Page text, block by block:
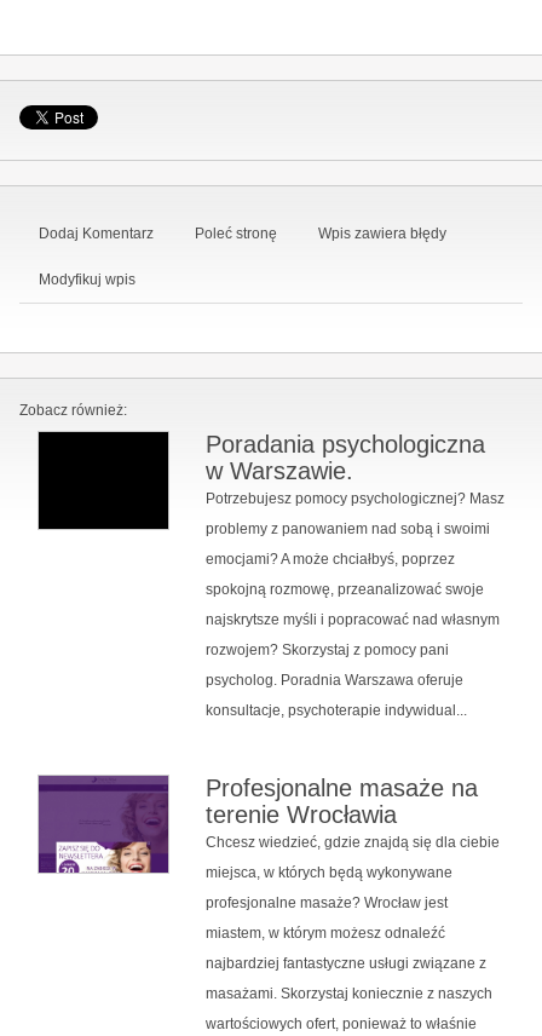
Dodaj Komentarz Poleć stronę Wpis zawiera błędy
Modyfikuj wpis
Zobacz również:
Poradania psychologiczna
w Warszawie.
Potrzebujesz pomocy psychologicznej? Masz
problemy z panowaniem nad sobą i swoimi
emocjami? A może chciałbyś, poprzez
spokojną rozmowę, przeanalizować swoje
najskrytsze myśli i popracować nad własnym
rozwojem? Skorzystaj z pomocy pani
psycholog. Poradnia Warszawa oferuje
konsultacje, psychoterapie indywidual...
Profesjonalne masaże na
terenie Wrocławia
Chcesz wiedzieć, gdzie znajdą się dla ciebie
miejsca, w których będą wykonywane
profesjonalne masaże? Wrocław jest
miastem, w którym możesz odnaleźć
najbardziej fantastyczne usługi związane z
masażami. Skorzystaj koniecznie z naszych
wartościowych ofert, ponieważ to właśnie